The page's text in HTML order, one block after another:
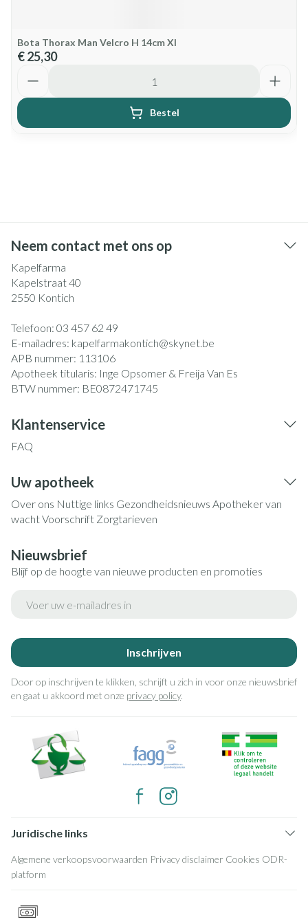
Bota Thorax Man Velcro H 14cm Xl
€ 25,30
Bestel
Neem contact met ons op
Kapelfarma
Kapelstraat 40
2550 Kontich
Telefoon: 03 457 62 49
E-mailadres: kapelfarmakontich@skynet.be
APB nummer: 113106
Apotheek titularis: Inge Opsomer & Freija Van Es
BTW nummer: BE0872471745
Klantenservice
FAQ
Uw apotheek
Over ons Nuttige links Gezondheidsnieuws Apotheker van
wachtVoorschrift Zorgtarieven
Nieuwsbrief
Blijf op de hoogte van nieuwe producten en promoties
Inschrijven
Door op inschrijven te klikken, schrijft u zich in voor onze nieuwsbrief
en gaat u akkoord met onze privacy policy.
Juridische links
Algemene verkoopsvoorwaarden Privacy disclaimer Cookies ODR-
platform